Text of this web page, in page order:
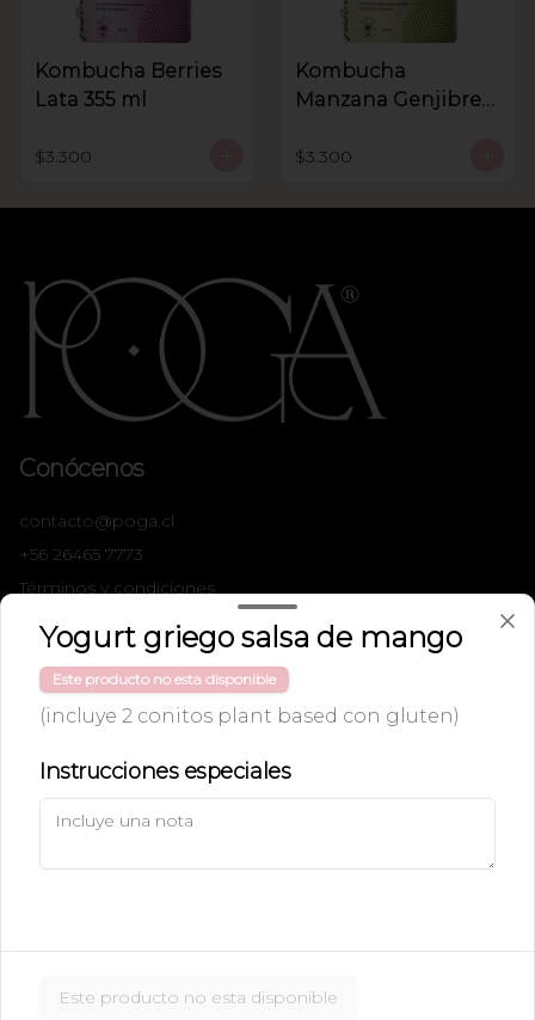
Kombucha Berries
Lata 355 ml
$3.300
Kombucha
Manzana Genjibre
$3.300
Conócenos
contacto@poga.cl
+56 26465 7773
Términos y condiciones
Política de privacidad
Redes sociales
Instagram
Mi cuenta
Iniciar sesión
Yogurt griego salsa de mango
Este producto no esta disponible
(incluye 2 conitos plant based con gluten)
Instrucciones especiales
Este producto no esta disponible